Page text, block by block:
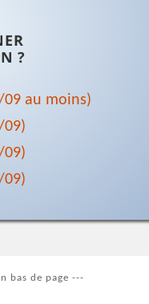
?
au moins)
09)
09)
09)
bas de page ---